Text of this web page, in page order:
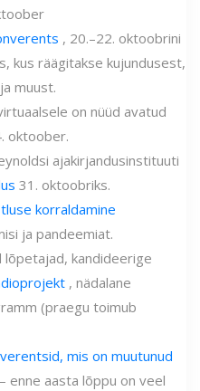
, 20.–22. oktoobrini
kus räägitakse kujundusest,
muust.
on nüüd avatud
oktoober.
ajakirjandusinstituuti
31. oktoobriks.
korraldamine
ja pandeemiat.
lõpetajad, kandideerige
, nädalane
(praegu toimub
mis on muutunud
enne aasta lõppu on veel